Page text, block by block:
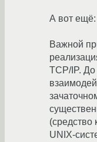
А вот ещё:
Важной
TCP/IP.
(средство
UNIX-